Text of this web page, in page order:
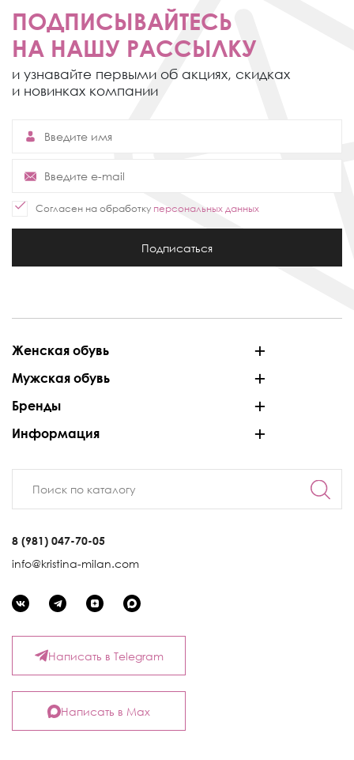
ПОДПИСЫВАЙТЕСЬ
НА НАШУ РАССЫЛКУ
и узнавайте первыми об акциях, скидках
и новинках компании
Согласен на обработку персональных данных
Подписаться
Женская обувь
Мужская обувь
Бренды
Информация
8 (981) 047-70-05
info@kristina-milan.com
Написать в Telegram
Написать в Max